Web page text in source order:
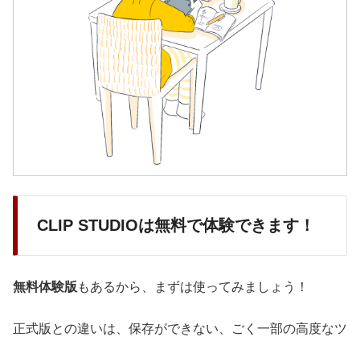
CLIP STUDIOは無料で体験できます！
無料体験版 もあるから、まずは使ってみましょう！
正式版との違いは、保存ができない、ごく一部の高度なツ